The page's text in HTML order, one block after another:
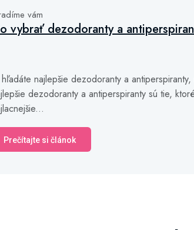
vám
vybrať dezodoranty a
najlepšie dezodoranty a
dezodoranty a antiperspiranty sú tie,
Prečítajte si článok